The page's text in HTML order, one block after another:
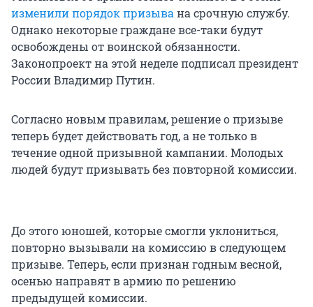
изменили порядок призывана срочную службу.
Однако некоторые граждане все-таки будут
освобождены от воинской обязанности.
Законопроект на этой неделе подписал президент
России Владимир Путин.
Согласно новым правилам, решение о призыве
теперь будет действовать год, а не только в
течение одной призывной кампании. Молодых
людей будут призывать без повторной комиссии.
До этого юношей, которые смогли уклониться,
повторно вызывали на комиссию в следующем
призыве. Теперь, если признан годным весной,
осенью направят в армию по решению
предыдущей комиссии.